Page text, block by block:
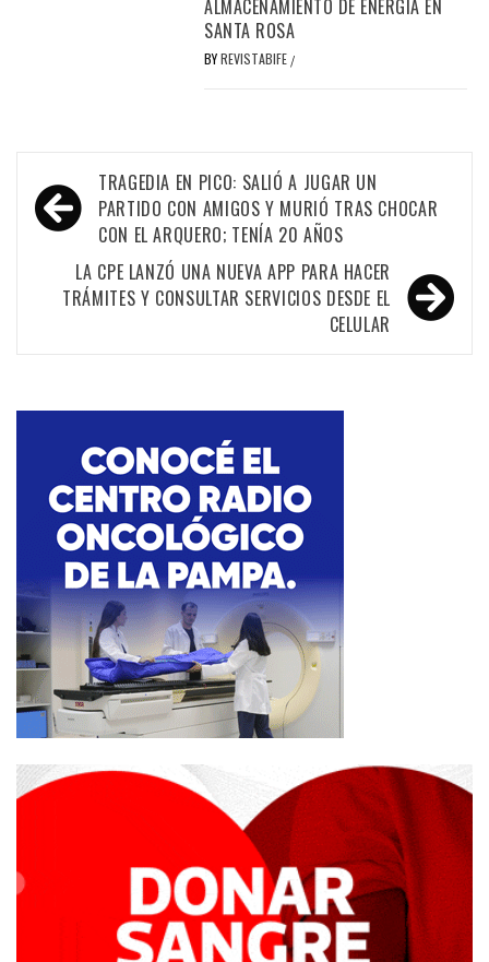
ALMACENAMIENTO DE ENERGÍA EN
SANTA ROSA
BYREVISTABIFE /
Navegación
de
entradas
TRAGEDIA EN PICO: SALIÓ A JUGAR UN
PARTIDO CON AMIGOS Y MURIÓ TRAS CHOCAR
CON EL ARQUERO; TENÍA 20 AÑOS
LA CPE LANZÓ UNA NUEVA APP PARA HACER
TRÁMITES Y CONSULTAR SERVICIOS DESDE EL
CELULAR